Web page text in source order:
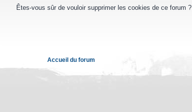
Êtes-vous sûr de vouloir supprimer les cookies de ce forum ?
Accueil du forum